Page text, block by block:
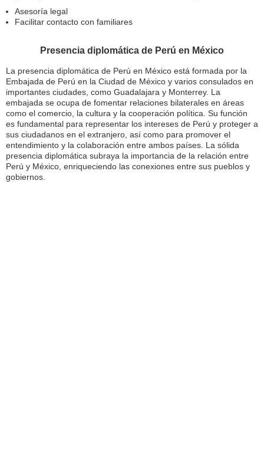
Asesoría legal
Facilitar contacto con familiares
Presencia diplomática de Perú en México
La presencia diplomática de Perú en México está formada por la
Embajada de Perú en la Ciudad de México y varios consulados en
importantes ciudades, como Guadalajara y Monterrey. La
embajada se ocupa de fomentar relaciones bilaterales en áreas
como el comercio, la cultura y la cooperación política. Su función
es fundamental para representar los intereses de Perú y proteger a
sus ciudadanos en el extranjero, así como para promover el
entendimiento y la colaboración entre ambos países. La sólida
presencia diplomática subraya la importancia de la relación entre
Perú y México, enriqueciendo las conexiones entre sus pueblos y
gobiernos.